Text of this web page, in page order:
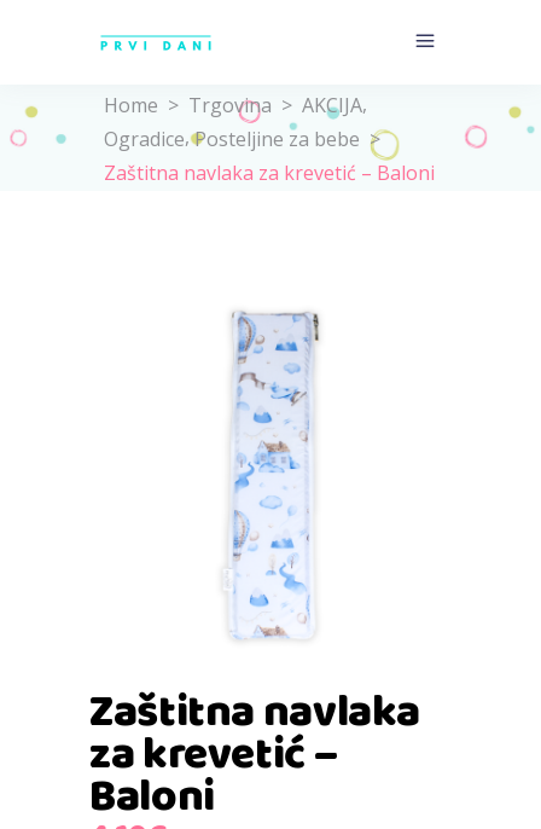
Home > Trgovina > AKCIJA,
Ogradice,Posteljine za bebe >
Zaštitna navlaka za krevetić – Baloni
Zaštitna navlaka
za krevetić –
Baloni